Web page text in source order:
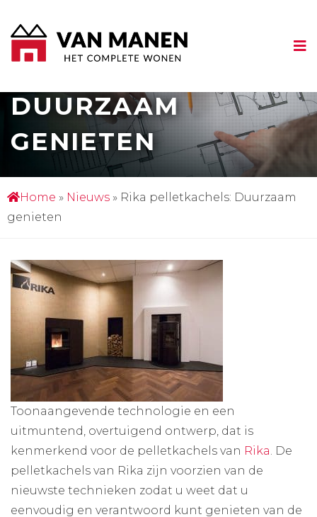
RIKA
PELLETKACHELS:
DUURZAAM
GENIETEN
Home » Nieuws » Rika pelletkachels: Duurzaam
genieten
Toonaangevende technologie en een
uitmuntend, overtuigend ontwerp, dat is
kenmerkend voor de pelletkachels van Rika. De
pelletkachels van Rika zijn voorzien van de
nieuwste technieken zodat u weet dat u
eenvoudig en verantwoord kunt genieten van de